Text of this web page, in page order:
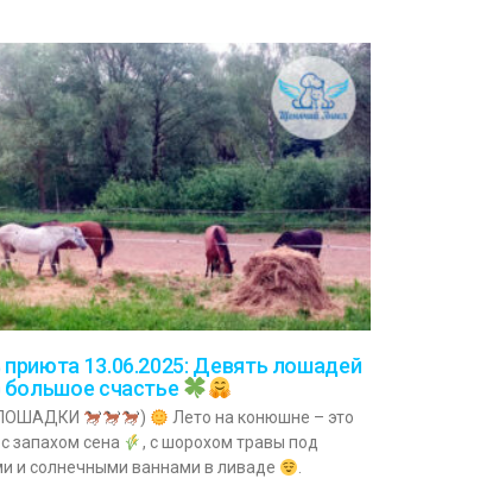
13.06.2025: Девять лошадей
большое счастье
)
Лето на конюшне – это
запахом сена
, с шорохом травы под
и солнечными ваннами в ливаде
.